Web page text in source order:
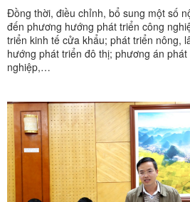
Đồng thời, điều chỉnh, bổ sung một số
đến phương hướng phát triển công
triển kinh tế cửa khẩu; phát triển nông,
hướng phát triển đô thị; phương án
nghiệp,…